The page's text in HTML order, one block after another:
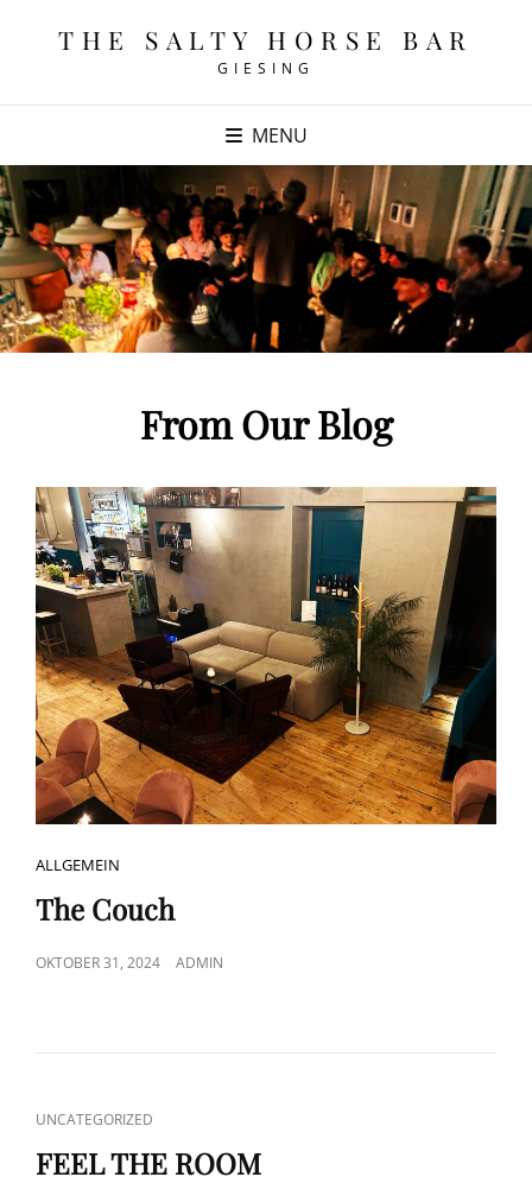
THE SALTY HORSE BAR
GIESING
MENU
From Our Blog
CAT
LINKS
ALLGEMEIN
The Couch
POSTED
OKTOBER 31, 2024 ADMIN
CAT
LINKS
UNCATEGORIZED
FEEL THE ROOM